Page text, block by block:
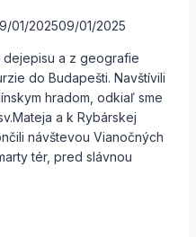
01/202509/01/2025
dejepisu a z geografie
do Budapešti. Navštívili
hradom, odkiaľ sme
a k Rybárskej
návštevou Vianočných
tér, pred slávnou